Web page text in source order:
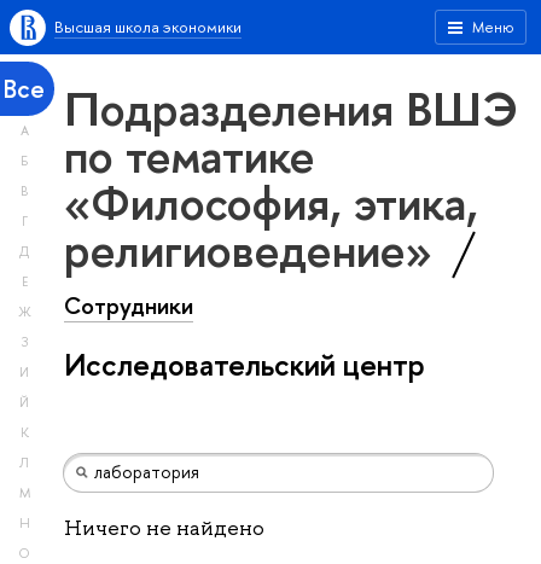
Меню
Высшая школа экономики
Все
А
Б
В
Г
Д
Е
Ж
З
И
Й
К
Л
М
Н
О
Подразделения ВШЭ
по тематике
«Философия, этика,
религиоведение»
Сотрудники
Исследовательский центр
Ничего не найдено